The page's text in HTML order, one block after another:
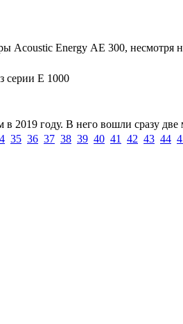
Acoustic Energy АЕ 300,
серии Е 1000
2019 году. В него вошли
35 36 37 38 39 40 41 42 43 44